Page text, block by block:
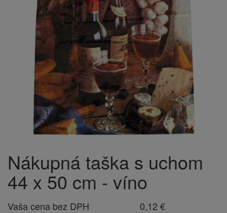
Nákupná taška s uchom
44 x 50 cm - víno
Vaša cena bez DPH
0,12 €